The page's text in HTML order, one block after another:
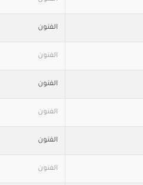
الفنون
الفنون
الفنون
الفنون
الفنون
الفنون